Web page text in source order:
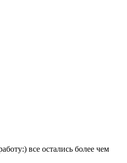
все остались более чем